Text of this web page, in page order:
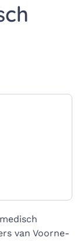
van Voorne-